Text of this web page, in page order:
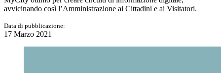
avvicinando così l’Amministrazione ai Cittadini e ai Visitatori.
Data di pubblicazione:
17 Marzo 2021